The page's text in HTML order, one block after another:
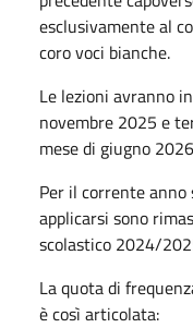
esclusivamente al
coro voci bianche.
Le lezioni avranno
novembre 2025 e
mese di giugno
Per il corrente
applicarsi sono
scolastico 2024/
La quota di
è così articolata: